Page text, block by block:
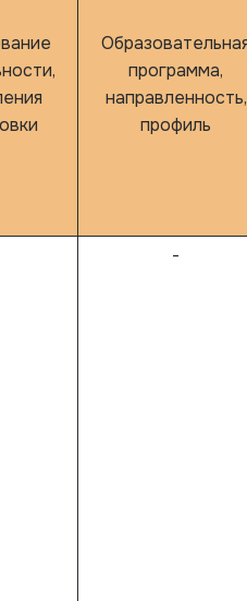
программа,
направленность,
профиль
-